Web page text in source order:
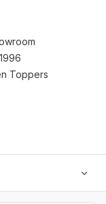
Toppers